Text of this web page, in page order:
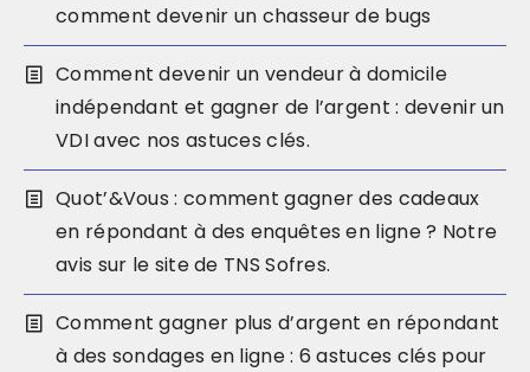
comment devenir un chasseur de bugs
Comment devenir un vendeur à domicile
indépendant et gagner de l’argent : devenir un
VDI avec nos astuces clés.
Quot’&Vous : comment gagner des cadeaux
en répondant à des enquêtes en ligne ? Notre
avis sur le site de TNS Sofres.
Comment gagner plus d’argent en répondant
à des sondages en ligne : 6 astuces clés pour